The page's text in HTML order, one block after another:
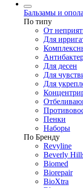
Бальзамы и
По типу
От
Для
Для десен
Для
Для
Пенки
Наборы
По Бренду
Revyline
Beverly
Biomed
Biorepair
BioXtra